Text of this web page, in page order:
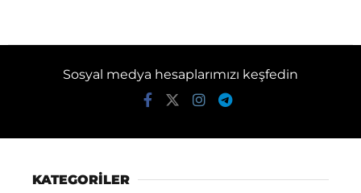
Sosyal medya hesaplarımızı keşfedin
KATEGORİLER